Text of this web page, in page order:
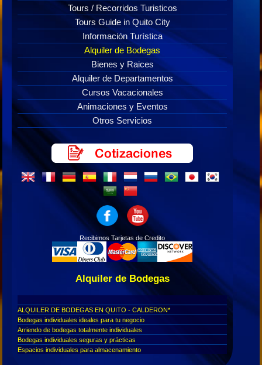
Tours / Recorridos Turisticos
Tours Guide in Quito City
Información Turística
Alquiler de Bodegas
Bienes y Raices
Alquiler de Departamentos
Cursos Vacacionales
Animaciones y Eventos
Otros Servicios
Recibimos Tarjetas de Credito
Alquiler de Bodegas
ALQUILER DE BODEGAS EN QUITO - CALDERON*
Bodegas individuales ideales para tu negocio
Arriendo de bodegas totalmente individuales
Bodegas individuales seguras y prácticas
Espacios individuales para almacenamiento